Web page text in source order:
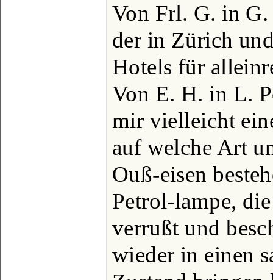
Von Frl. G. in G.
der in Zürich
Hotels für
Von E. H. in L.
mir vielleicht
auf welche Art
Ouß-eisen
Petrol-lampe,
verrußt und
wieder in einen